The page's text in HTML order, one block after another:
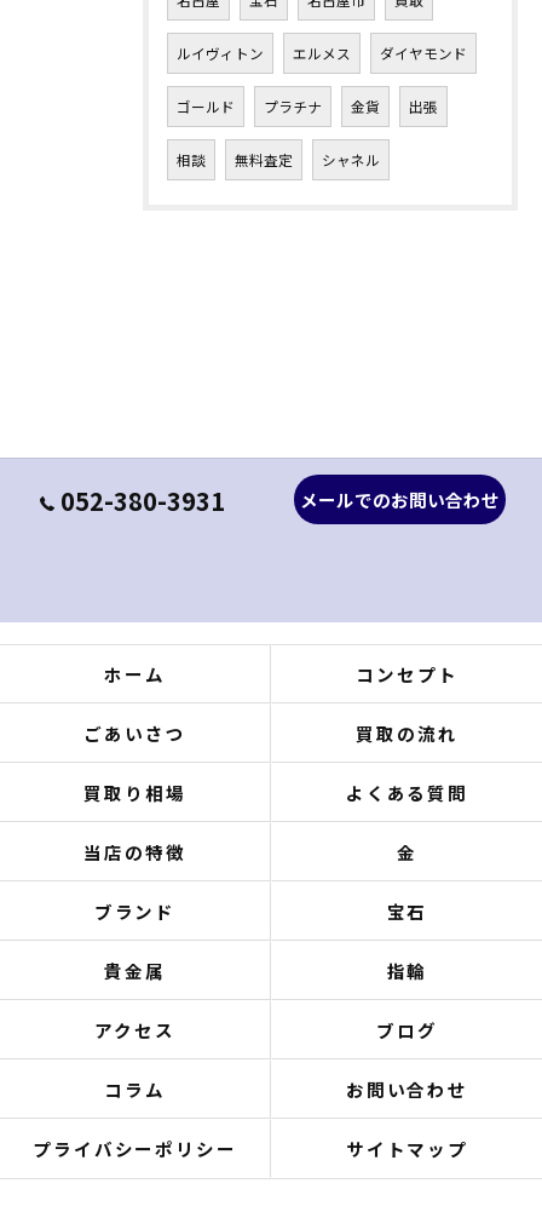
ルイヴィトン エルメス ダイヤモンド
ゴールド プラチナ 金貨 出張
相談 無料査定 シャネル
052-380-3931 メールでのお問い合わせ
ホーム コンセプト
ごあいさつ 買取の流れ
買取り相場 よくある質問
当店の特徴 金
ブランド 宝石
貴金属 指輪
アクセス ブログ
コラム お問い合わせ
プライバシーポリシー サイトマップ